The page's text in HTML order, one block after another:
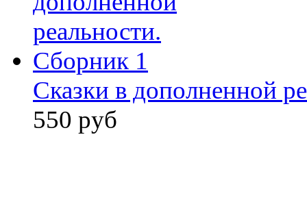
Сказки в дополненной
550 руб